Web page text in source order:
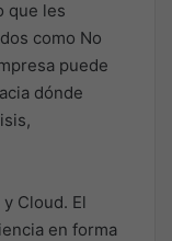
que les
como No
puede
dónde
Cloud. El
en forma